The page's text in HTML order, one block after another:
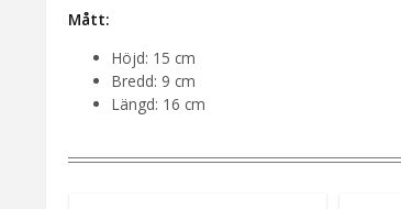
Mått:
Höjd: 15 cm
Bredd: 9 cm
Längd: 16 cm